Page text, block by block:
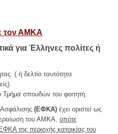
τον ΑΜΚΑ
για Έλληνες πολίτες ή
( ή δελτίο ταυτότητα
σπουδών του φοιτητή.
(ΕΦΚΑ) έχει οριστεί ως
του ΑΜΚΑ, οπότε
της περιοχής κατοικίας του